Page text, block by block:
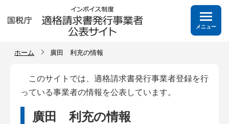
メニュー
ホーム 廣田 利充の情報
このサイトでは、適格請求書発行事業者登録を行
っている事業者の情報を公表しています。
廣田 利充の情報